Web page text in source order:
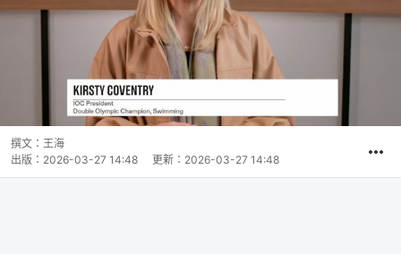
撰文： 王海
出版： 2026-03-27 14:48 更新： 2026-03-27 14:48